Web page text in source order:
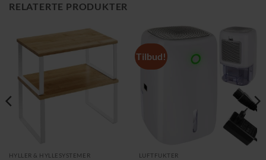
RELATERTE PRODUKTER
HYLLER & HYLLESYSTEMER
Tilbud!
LUFTFUKTER